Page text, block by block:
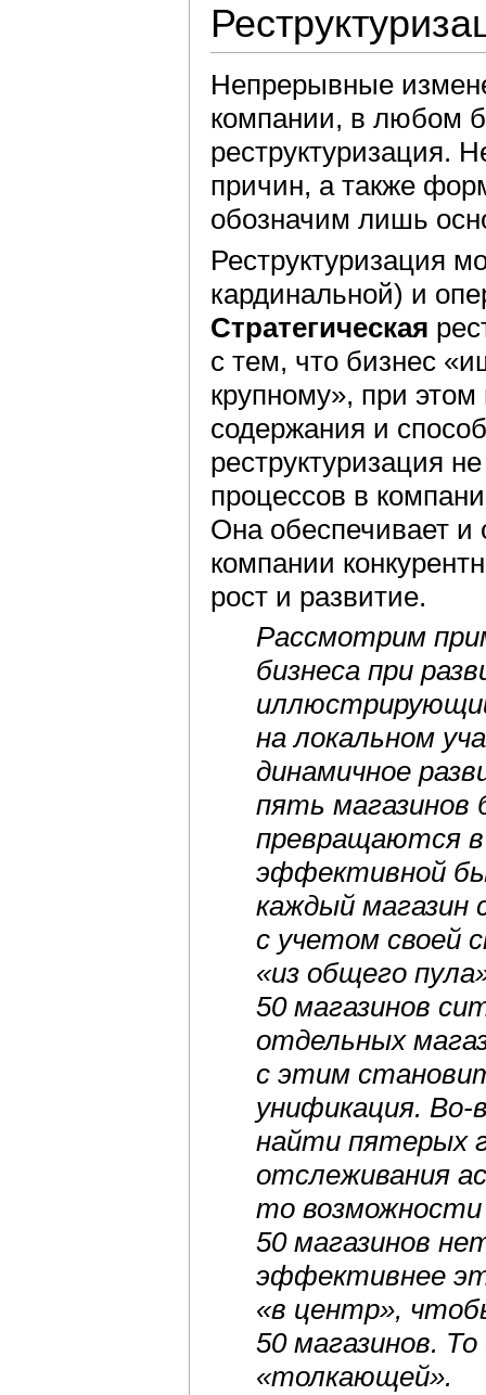
Непрерывные
компании, в любом
реструктуризация.
причин, а также
обозначим лишь
Реструктуризация
кардинальной) и
Стратегическая
с тем, что бизнес
крупному», при
содержания и
реструктуризация
процессов в
Она обеспечивает
компании
рост и развитие.
Рассмотрим
бизнеса при
на локальном
динамичное
пять магазинов
превращаются в
эффективной
каждый магазин
с учетом своей
«из общего
50 магазинов
отдельных
с этим
унификация. Во-
найти пятерых
отслеживания
то возможности
50 магазинов
эффективнее
«в центр»,
50 магазинов.
«толкающей».